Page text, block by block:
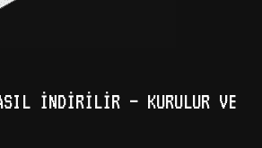
İNDIRILIR – KURULUR VE